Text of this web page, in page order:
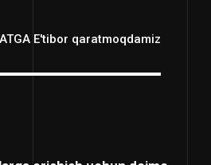
E'tibor qaratmoqdamiz